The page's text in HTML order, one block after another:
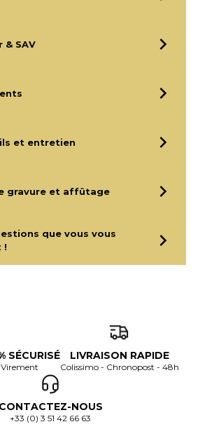
& SAV
et entretien
gravure et affûtage
que vous vous
!
SÉCURISÉ LIVRAISON RAPIDE
Colissimo - Chronopost - 48h
CONTACTEZ-NOUS
+33 (0) 3 51 42 66 63